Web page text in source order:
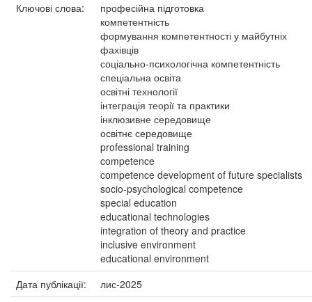
Ключові слова:
професійна підготовка
компетентність
формування компетентності у майбутніх
фахівців
соціально-психологічна компетентність
спеціальна освіта
освітні технології
інтеграція теорії та практики
інклюзивне середовище
освітнє середовище
professional training
competence
competence development of future specialists
socio-psychological competence
special education
educational technologies
integration of theory and practice
inclusive environment
educational environment
Дата публікації:
лис-2025